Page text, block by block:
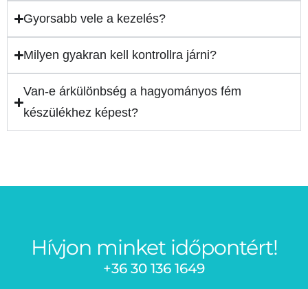
Gyorsabb vele a kezelés?
Milyen gyakran kell kontrollra járni?
Van-e árkülönbség a hagyományos fém
készülékhez képest?
Hívjon minket időpontért!
+36 30 136 1649